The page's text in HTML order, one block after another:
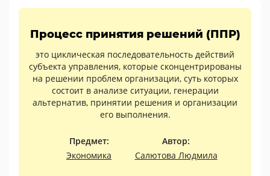
Процесс принятия решений (ППР)
это циклическая последовательность действий
субъекта управления, которые сконцентрированы
на решении проблем организации, суть которых
состоит в анализе ситуации, генерации
альтернатив, принятии решения и организации
его выполнения.
Предмет:
Экономика
Автор:
Салютова Людмила